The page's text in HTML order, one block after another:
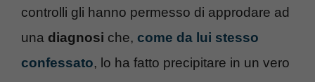
controlli gli hanno permesso di approdare ad
una diagnosi che, come da lui stesso
confessato, lo ha fatto precipitare in un vero